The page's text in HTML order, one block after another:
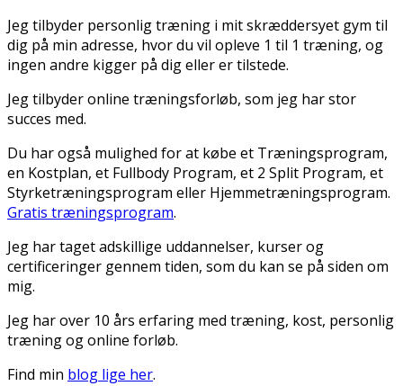
Jeg tilbyder personlig træning i mit skræddersyet gym til
dig på min adresse, hvor du vil opleve 1 til 1 træning, og
ingen andre kigger på dig eller er tilstede.
Jeg tilbyder online træningsforløb, som jeg har stor
succes med.
Du har også mulighed for at købe et Træningsprogram,
en Kostplan, et Fullbody Program, et 2 Split Program, et
Styrketræningsprogram eller Hjemmetræningsprogram.
Gratis træningsprogram.
Jeg har taget adskillige uddannelser, kurser og
certificeringer gennem tiden, som du kan se på siden om
mig.
Jeg har over 10 års erfaring med træning, kost, personlig
træning og online forløb.
Find min blog lige her.